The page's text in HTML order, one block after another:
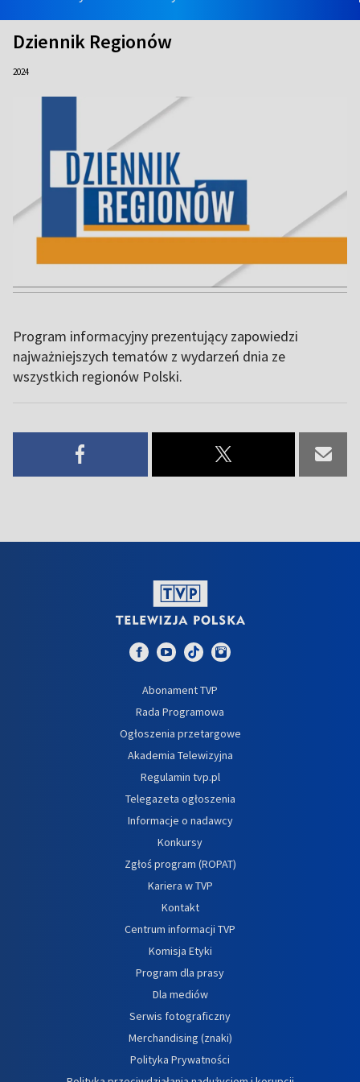
Dziennik Regionów
2024
Program informacyjny prezentujący zapowiedzi
najważniejszych tematów z wydarzeń dnia ze
wszystkich regionów Polski.
Abonament TVP
Rada Programowa
Ogłoszenia przetargowe
Akademia Telewizyjna
Regulamin tvp.pl
Telegazeta ogłoszenia
Informacje o nadawcy
Konkursy
Zgłoś program (ROPAT)
Kariera w TVP
Kontakt
Centrum informacji TVP
Komisja Etyki
Program dla prasy
Dla mediów
Serwis fotograficzny
Merchandising (znaki)
Polityka Prywatności